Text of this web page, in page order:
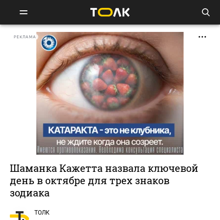
РЕКЛАМА
Шаманка Кажетта назвала ключевой
день в октябре для трех знаков
зодиака
ТОЛК